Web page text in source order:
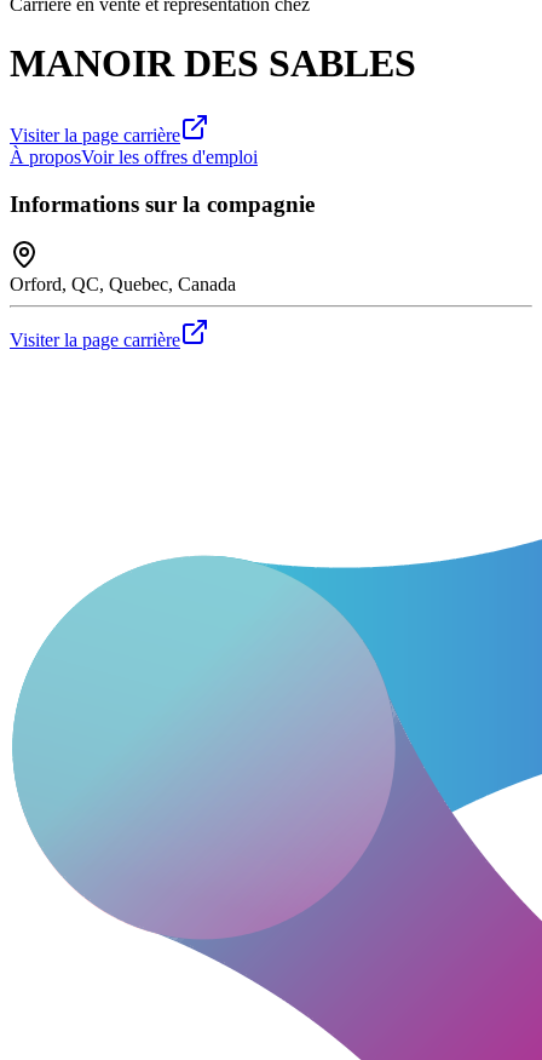
Carrière en vente et représentation chez
MANOIR DES SABLES
Visiter la page carrière
À proposVoir les offres d'emploi
Informations sur la compagnie
Orford, QC, Quebec, Canada
Visiter la page carrière